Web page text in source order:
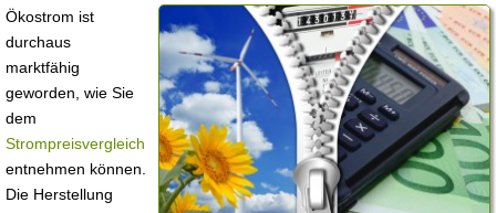
Ökostrom ist
durchaus
marktfähig
geworden, wie Sie
dem
Strompreisvergleich
entnehmen können.
Die Herstellung